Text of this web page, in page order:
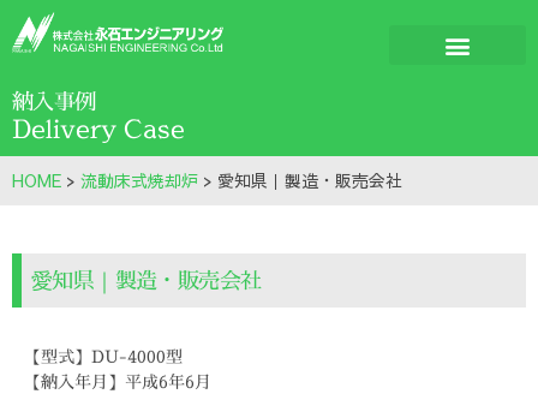
納入事例
Delivery Case
HOME > 流動床式焼却炉 > 愛知県｜製造・販売会社
愛知県｜製造・販売会社
【型式】DU-4000型
【納入年月】平成6年6月